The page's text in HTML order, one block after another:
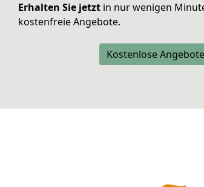
Erhalten Sie jetzt in nur wenigen
kostenfreie Angebote.
Kostenlose